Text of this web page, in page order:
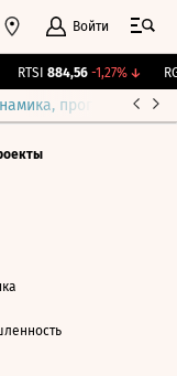
Войти
RTSI 884,56 -1,27%↓
прогнозы